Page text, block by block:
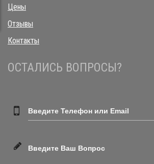
Цены
Отзывы
Контакты
ОСТАЛИСЬ ВОПРОСЫ?
Введите Телефон или Email
Введите Ваш Вопрос